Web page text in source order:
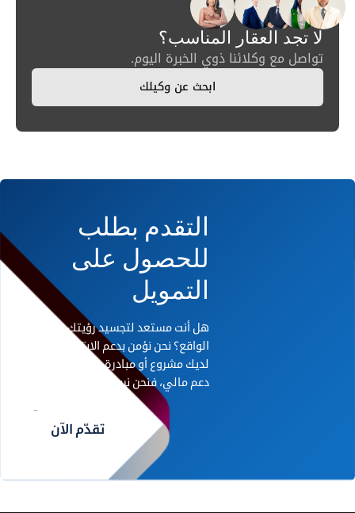
لا تجد العقار المناسب؟
تواصل مع وكلائنا ذوي الخبرة اليوم.
ابحث عن وكيلك
التقدم بطلب
للحصول على
التمويل
هل أنت مستعد لتجسيد رؤيتك على أرض
الواقع؟ نحن نؤمن بدعم الابتكار. إذا كان
لديك مشروع أو مبادرة رائدة تحتاج إلى
دعم مالي، فنحن نريد أن نسمع منك.
تقدّم الآن